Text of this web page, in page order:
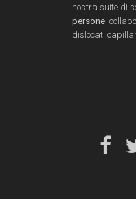
nostra suite di
persone,
dislocati